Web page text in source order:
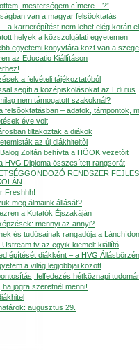
mesterségem címere…?”
van a magyar felsõoktatás
a karrierépítést nem lehet elég korán
helyek a közszolgálati egyetemen
egyetemi könyvtára közt van a
az Educatio Kiállításon
a felvételi tájékoztatóból
segíti a középiskolásokat az Edutus
nem támogatott szakoknál?
felsõoktatásban – adatok, támpontok,
éve volt
tiltakoztak a diákok
az új diákhiteltõl
Zoltán behívta a HÖOK vezetõit
HVG Diploma összesített rangsorát
RENDSZER
Freshhh!
meg álmaink állását?
a Kutatók Éjszakáján
mennyi az annyi?
és tudósainak rangadója a Lánchídon
Ustream.tv az egyik kiemelt kiállító
építését diákként – a HVG
a világ legjobbjai között
felfedezés hétköznapi
jogra szeretnél menni!
augusztus 29.